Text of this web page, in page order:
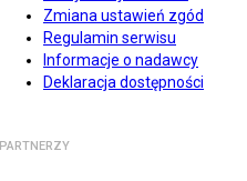
Zmiana ustawień zgód
Regulamin serwisu
Informacje o nadawcy
Deklaracja dostępności
PARTNERZY